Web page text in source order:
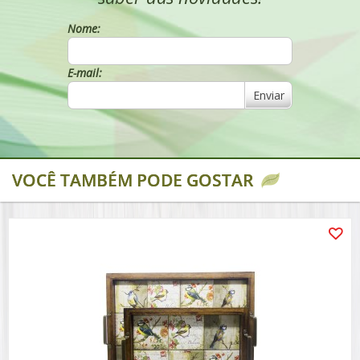
Nome:
E-mail:
Enviar
VOCÊ TAMBÉM PODE GOSTAR